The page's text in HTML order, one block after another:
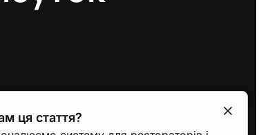
ця стаття?
Інтеграції